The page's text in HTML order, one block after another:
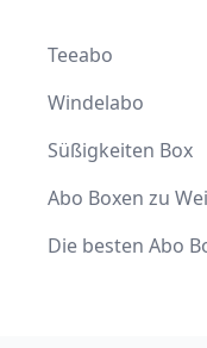
Teeabo
Windelabo
Süßigkeiten Box
Abo Boxen zu
Die besten Abo